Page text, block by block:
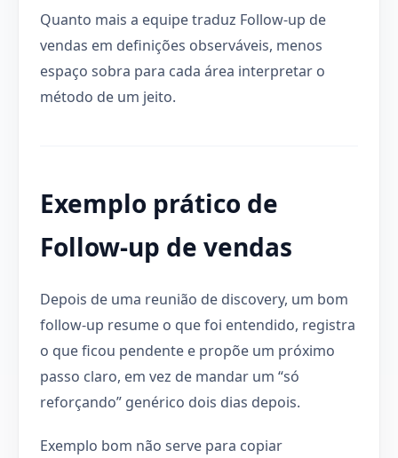
Quanto mais a equipe traduz Follow-up de
vendas em definições observáveis, menos
espaço sobra para cada área interpretar o
método de um jeito.
Exemplo prático de
Follow-up de vendas
Depois de uma reunião de discovery, um bom
follow-up resume o que foi entendido, registra
o que ficou pendente e propõe um próximo
passo claro, em vez de mandar um “só
reforçando” genérico dois dias depois.
Exemplo bom não serve para copiar